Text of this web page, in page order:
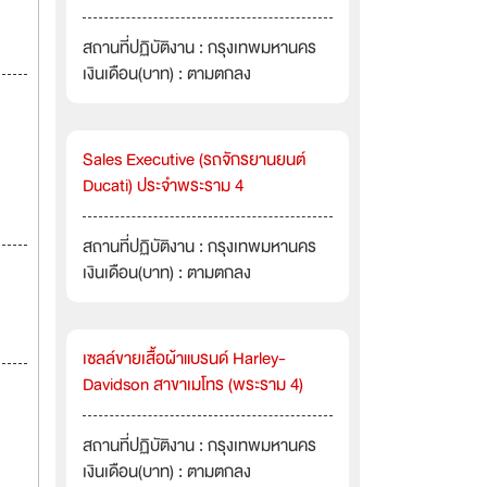
สถานที่ปฏิบัติงาน : กรุงเทพมหานคร
เงินเดือน(บาท) : ตามตกลง
Sales Executive (รถจักรยานยนต์
Ducati) ประจำพระราม 4
สถานที่ปฏิบัติงาน : กรุงเทพมหานคร
เงินเดือน(บาท) : ตามตกลง
เซลล์ขายเสื้อผ้าแบรนด์ Harley-
Davidson สาขาเมโทร (พระราม 4)
สถานที่ปฏิบัติงาน : กรุงเทพมหานคร
เงินเดือน(บาท) : ตามตกลง